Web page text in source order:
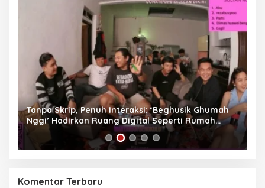
Tanpa Skrip, Penuh Interaksi: ‘Beghusik Ghumah
Nggi’ Hadirkan Ruang Digital Seperti Rumah
Sendiri
Komentar Terbaru